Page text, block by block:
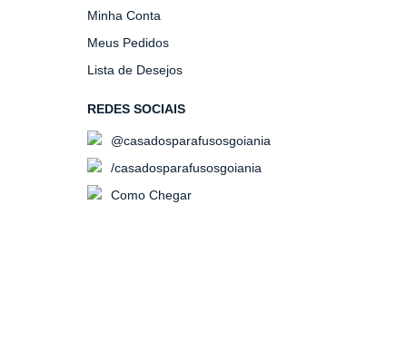
Minha Conta
Meus Pedidos
Lista de Desejos
REDES SOCIAIS
@casadosparafusosgoiania
/casadosparafusosgoiania
Como Chegar